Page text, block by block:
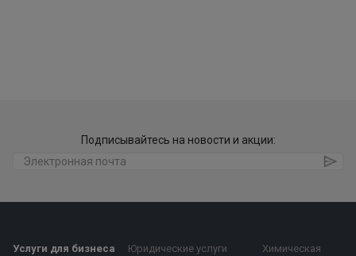
Подписывайтесь на новости и акции:
Услуги для бизнеса
Юридические услуги
Химическая